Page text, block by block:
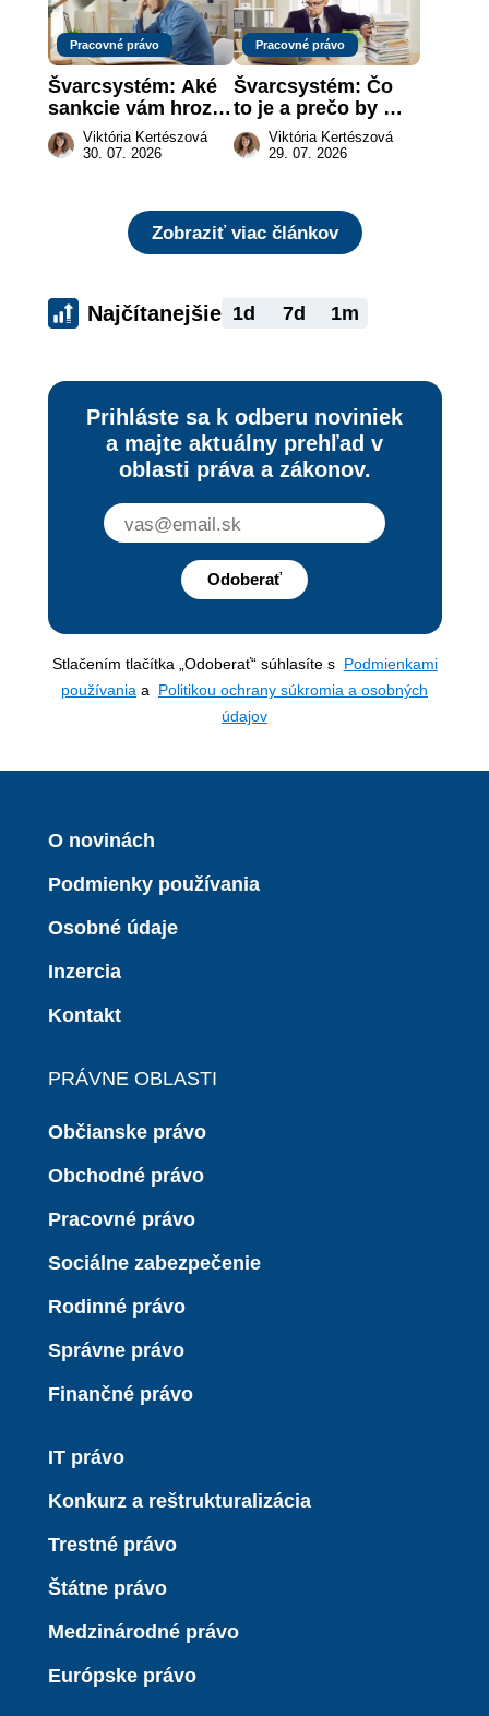
Pracovné právo
Švarcsystém: Aké
sankcie vám hrozia
a prečo nestačí
zaplatiť pokutu?
Viktória Kertészová
30. 07. 2026
Pracovné právo
Švarcsystém: Čo
to je a prečo by
vás to malo
zaujímať
Viktória Kertészová
29. 07. 2026
Zobraziť viac článkov
Najčítanejšie 1d 7d 1m
Prihláste sa k odberu noviniek
a majte aktuálny prehľad v
oblasti práva a zákonov.
Odoberať
Stlačením tlačítka „Odoberať“ súhlasíte s Podmienkami
používania a Politikou ochrany súkromia a osobných
údajov
O novinách
Podmienky používania
Osobné údaje
Inzercia
Kontakt
PRÁVNE OBLASTI
Občianske právo
Obchodné právo
Pracovné právo
Sociálne zabezpečenie
Rodinné právo
Správne právo
Finančné právo
IT právo
Konkurz a reštrukturalizácia
Trestné právo
Štátne právo
Medzinárodné právo
Európske právo